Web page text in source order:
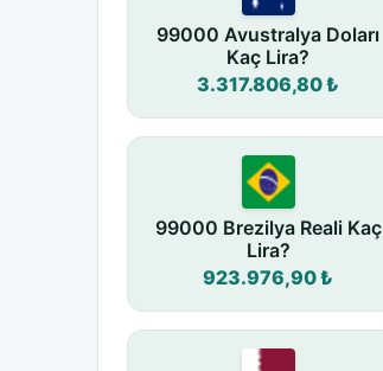
99000 Avustralya Doları
Kaç Lira?
3.317.806,80 ₺
99000 Brezilya Reali Kaç
Lira?
923.976,90 ₺